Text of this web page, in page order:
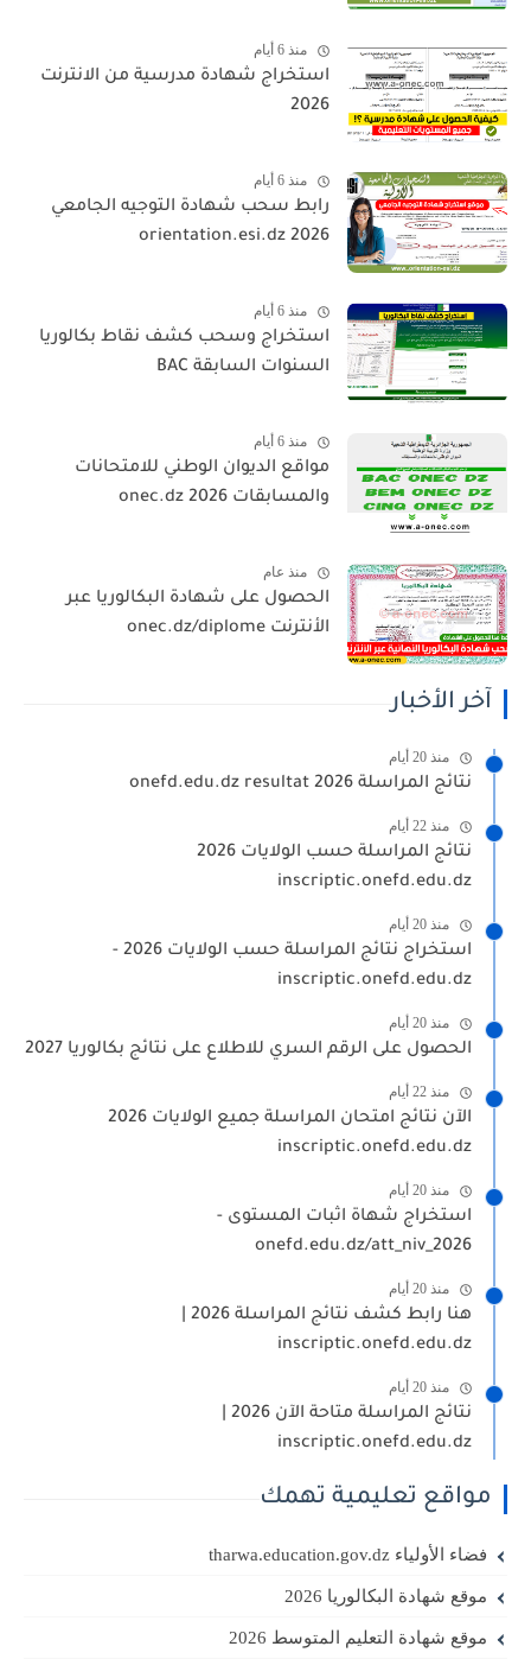
منذ 6 أيام
استخراج شهادة مدرسية من الانترنت
2026
منذ 6 أيام
رابط سحب شهادة التوجيه الجامعي
orientation.esi.dz 2026
منذ 6 أيام
استخراج وسحب كشف نقاط بكالوريا
السنوات السابقة BAC
منذ 6 أيام
مواقع الديوان الوطني للامتحانات
والمسابقات 2026 onec.dz
منذ عام
الحصول على شهادة البكالوريا عبر
الأنترنت onec.dz/diplome
آخر الأخبار
منذ 20 أيام
نتائج المراسلة 2026 onefd.edu.dz resultat
منذ 22 أيام
نتائج المراسلة حسب الولايات 2026
inscriptic.onefd.edu.dz
منذ 20 أيام
استخراج نتائج المراسلة حسب الولايات 2026 -
inscriptic.onefd.edu.dz
منذ 20 أيام
الحصول على الرقم السري للاطلاع على نتائج بكالوريا 2027
منذ 22 أيام
الآن نتائج امتحان المراسلة جميع الولايات 2026
inscriptic.onefd.edu.dz
منذ 20 أيام
استخراج شهاة اثبات المستوى -
onefd.edu.dz/att_niv_2026
منذ 20 أيام
هنا رابط كشف نتائج المراسلة 2026 |
inscriptic.onefd.edu.dz
منذ 20 أيام
نتائج المراسلة متاحة الآن 2026 |
inscriptic.onefd.edu.dz
مواقع تعليمية تهمك
فضاء الأولياء tharwa.education.gov.dz
موقع شهادة البكالوريا 2026
موقع شهادة التعليم المتوسط 2026